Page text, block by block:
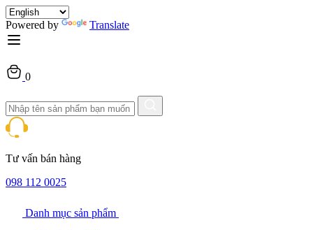
Powered by Translate
0
Tư vấn bán hàng
098 112 0025
Danh mục sản phẩm